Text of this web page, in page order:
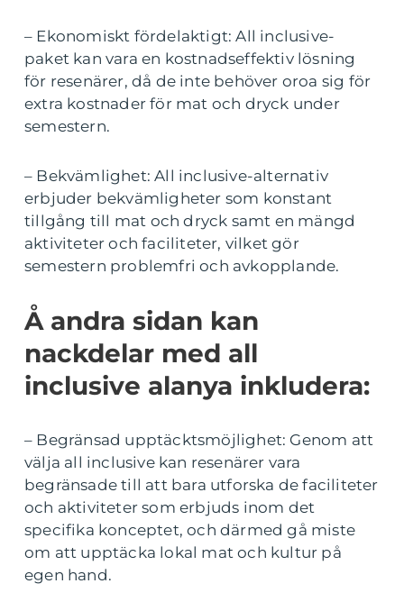
– Ekonomiskt fördelaktigt: All inclusive-
paket kan vara en kostnadseffektiv lösning
för resenärer, då de inte behöver oroa sig för
extra kostnader för mat och dryck under
semestern.
– Bekvämlighet: All inclusive-alternativ
erbjuder bekvämligheter som konstant
tillgång till mat och dryck samt en mängd
aktiviteter och faciliteter, vilket gör
semestern problemfri och avkopplande.
Å andra sidan kan
nackdelar med all
inclusive alanya inkludera:
– Begränsad upptäcktsmöjlighet: Genom att
välja all inclusive kan resenärer vara
begränsade till att bara utforska de faciliteter
och aktiviteter som erbjuds inom det
specifika konceptet, och därmed gå miste
om att upptäcka lokal mat och kultur på
egen hand.